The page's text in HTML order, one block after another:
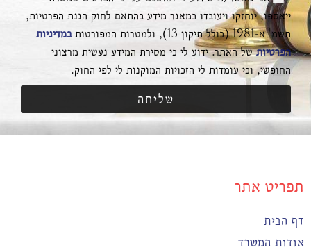
ייאספו, יוחזקו ויעובדו במאגר מידע בהתאם לחוק הגנת הפרטיות,
תשמ"א-1981 (כולל תיקון 13), ולמטרות המפורטות
במדיניות
הפרטיותשל האתר. ידוע לי כי מסירת המידע נעשית מרצוני
החופשי, וכי עומדות לי הזכויות המוקנות לי לפי החוק.
שליחה
תפריט אתר
דף הבית
אודות המשרד